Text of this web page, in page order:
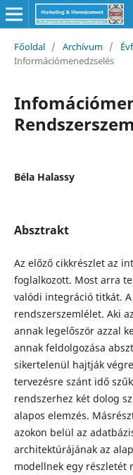
Főoldal / Archívum /
Információmenedzselés
Béla Halassy
Absztrakt
Az előző cikkrészlet az
foglalkozott. Most arra
valódi integráció titkát.
rendszerszemlélet. Aki
annak legelőször azzal
annak feldolgozása
sikertelenül hajtják
tervezésre szánt idő
rendszerhez két dolog
alapos elemzés.
azokon belül az
architektúrájának az
modellnek egy részletét